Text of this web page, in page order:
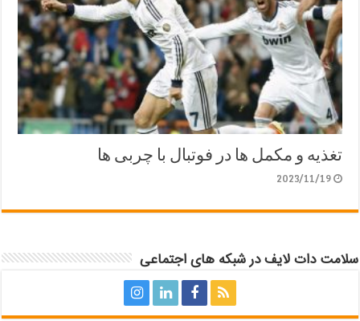
تغذیه و مکمل ها در فوتبال با چربی ها
2023/11/19
سلامت دات لایف در شبکه های اجتماعی